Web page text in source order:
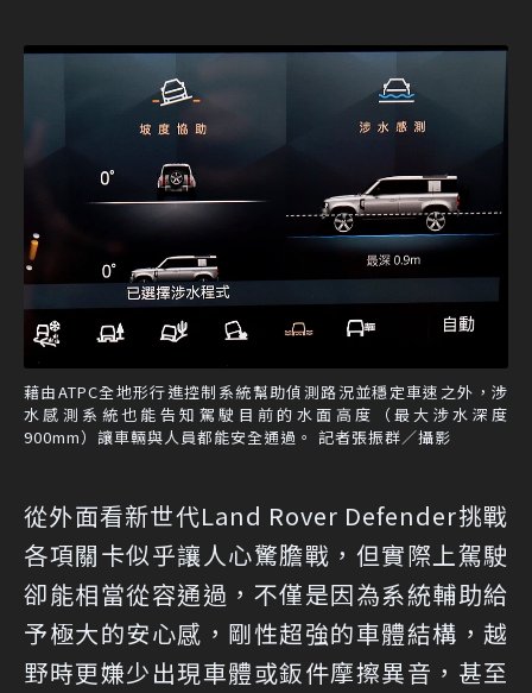
藉由ATPC全地形行進控制系統幫助偵測路況並穩定車速之外，涉
水感測系統也能告知駕駛目前的水面高度（最大涉水深度
900mm）讓車輛與人員都能安全通過。 記者張振群／攝影
從外面看新世代Land Rover Defender挑戰
各項關卡似乎讓人心驚膽戰，但實際上駕駛
卻能相當從容通過，不僅是因為系統輔助給
予極大的安心感，剛性超強的車體結構，越
野時更嫌少出現車體或鈑件摩擦異音，甚至